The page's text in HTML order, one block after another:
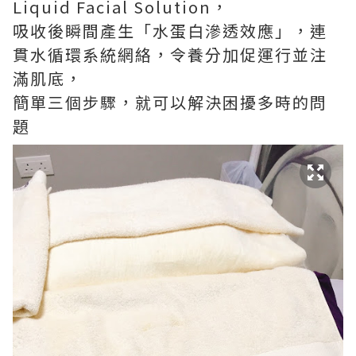
Liquid Facial Solution，
吸收後瞬間產生「水蛋白滲透效應」，連
貫水循環系統網絡，令養分加促運行並注
滿肌底，
簡單三個步驟，就可以解決困擾多時的問
題